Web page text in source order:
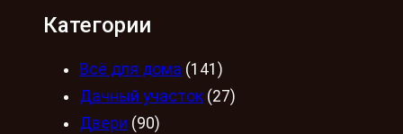
Категории
Всё для дома (141)
Дачный участок (27)
Двери (90)